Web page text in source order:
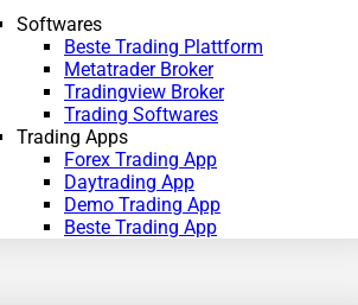
Softwares
Beste Trading Plattform
Metatrader Broker
Tradingview Broker
Trading Softwares
Trading Apps
Forex Trading App
Daytrading App
Demo Trading App
Beste Trading App